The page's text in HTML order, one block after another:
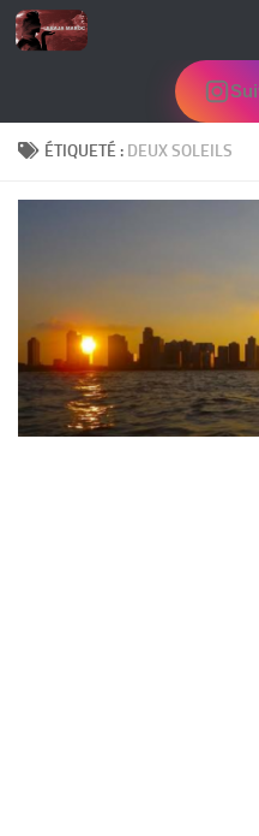
Skip to content
ÉTIQUETÉ : DEUX SOLEILS